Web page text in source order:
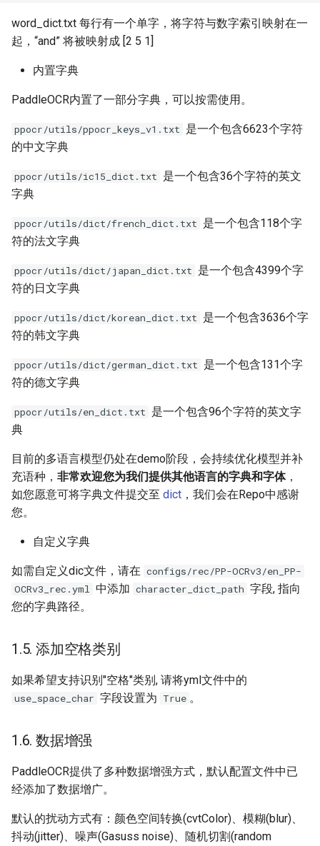
word_dict.txt 每行有一个单字，将字符与数字索引映射在一
起，“and” 将被映射成 [2 5 1]
内置字典
PaddleOCR内置了一部分字典，可以按需使用。
ppocr/utils/ppocr_keys_v1.txt 是一个包含6623个字符
的中文字典
ppocr/utils/ic15_dict.txt 是一个包含36个字符的英文
字典
ppocr/utils/dict/french_dict.txt 是一个包含118个字
符的法文字典
ppocr/utils/dict/japan_dict.txt 是一个包含4399个字
符的日文字典
ppocr/utils/dict/korean_dict.txt 是一个包含3636个字
符的韩文字典
ppocr/utils/dict/german_dict.txt 是一个包含131个字
符的德文字典
ppocr/utils/en_dict.txt 是一个包含96个字符的英文字
典
目前的多语言模型仍处在demo阶段，会持续优化模型并补
充语种， 非常欢迎您为我们提供其他语言的字典和字体，
如您愿意可将字典文件提交至 dict ，我们会在Repo中感谢
您。
自定义字典
如需自定义dic文件，请在 configs/rec/PP-OCRv3/en_PP-
OCRv3_rec.yml 中添加 character_dict_path 字段, 指向
您的字典路径。
1.5. 添加空格类别
如果希望支持识别"空格"类别, 请将yml文件中的
use_space_char 字段设置为 True 。
1.6. 数据增强
PaddleOCR提供了多种数据增强方式，默认配置文件中已
经添加了数据增广。
默认的扰动方式有：颜色空间转换(cvtColor)、模糊(blur)、
抖动(jitter)、噪声(Gasuss noise)、随机切割(random